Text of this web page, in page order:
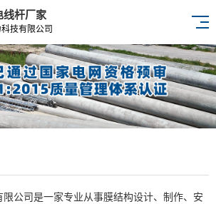
线杆厂家
技有限公司
公司是一家专业从事膜结构设计、制作、安